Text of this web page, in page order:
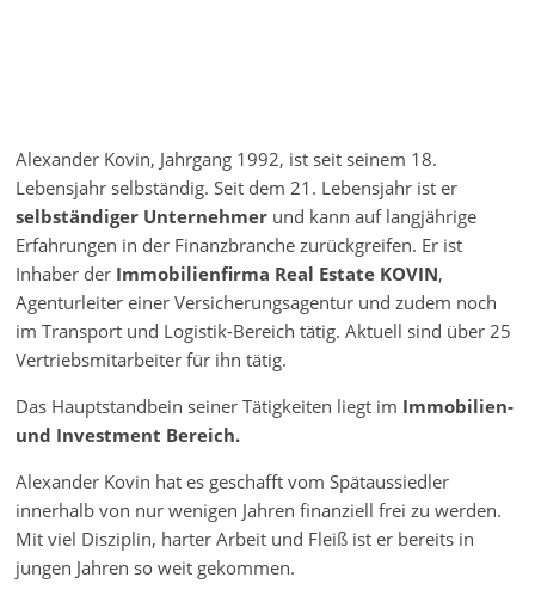
Alexander Kovin, Jahrgang 1992, ist seit seinem 18.
Lebensjahr selbständig. Seit dem 21. Lebensjahr ist er
selbständiger Unternehmer und kann auf langjährige
Erfahrungen in der Finanzbranche zurückgreifen. Er ist
Inhaber der Immobilienfirma Real Estate KOVIN,
Agenturleiter einer Versicherungsagentur und zudem noch
im Transport und Logistik-Bereich tätig. Aktuell sind über 25
Vertriebsmitarbeiter für ihn tätig.
Das Hauptstandbein seiner Tätigkeiten liegt im Immobilien-
und Investment Bereich.
Alexander Kovin hat es geschafft vom Spätaussiedler
innerhalb von nur wenigen Jahren finanziell frei zu werden.
Mit viel Disziplin, harter Arbeit und Fleiß ist er bereits in
jungen Jahren so weit gekommen.